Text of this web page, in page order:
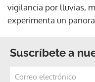
vigilancia por lluvias,
experimenta un
Suscríbete a